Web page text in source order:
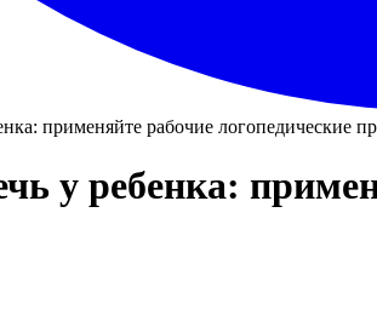
применяйте рабочие логопедические
у ребенка: